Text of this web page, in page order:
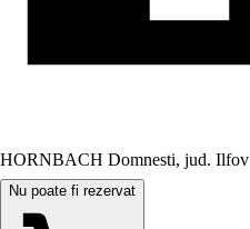
HORNBACH Domnesti, jud. Ilfov
Nu poate fi rezervat